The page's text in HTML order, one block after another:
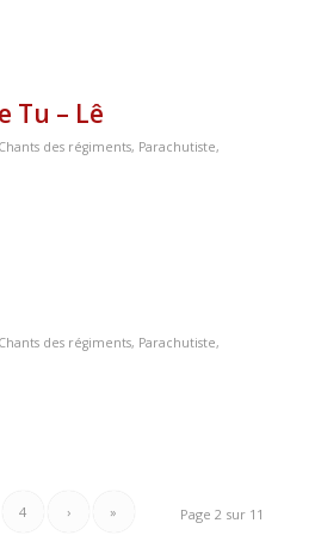
Tu – Lê
Chants des régiments, Parachutiste,
Chants des régiments, Parachutiste,
Page 2 sur 11
4 › »